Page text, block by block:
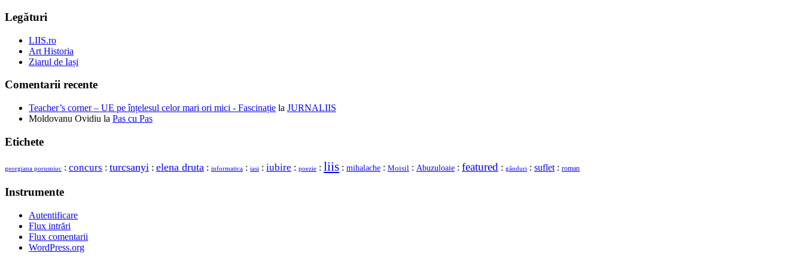
Legături
LIIS.ro
Art Historia
Ziarul de Iași
Comentarii recente
Teacher’s corner – UE pe înțelesul celor mari ori mici - Fascinație la JURNALIIS
Moldovanu Ovidiu la Pas cu Pas
Etichete
georgiana porusniuc : concurs : turcsanyi : elena druta : informatica : iasi : iubire : poezie : liis : mihalache : Moisil : Abuzuloaie : featured : gânduri : suflet : roman
Instrumente
Autentificare
Flux intrări
Flux comentarii
WordPress.org